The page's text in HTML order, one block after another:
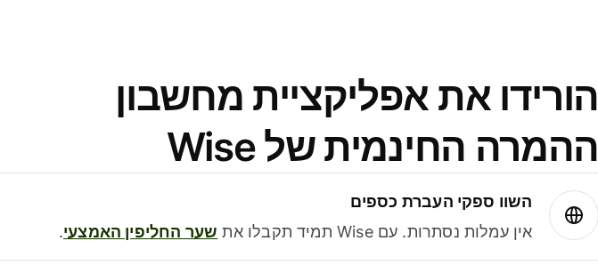
הורידו את אפליקציית מחשבון
ההמרה החינמית של Wise
השוו ספקי העברת כספים
אין עמלות נסתרות. עם Wise תמיד תקבלו את
שער החליפין האמצעי.